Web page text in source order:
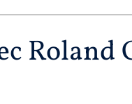
Roland